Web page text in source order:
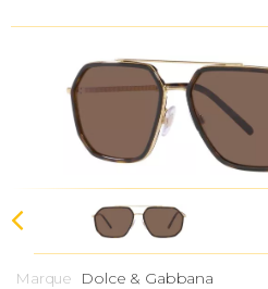
Marque Dolce & Gabbana